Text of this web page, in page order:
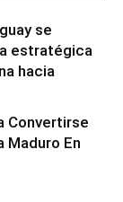
se
estratégica
hacia
Convertirse
Maduro En